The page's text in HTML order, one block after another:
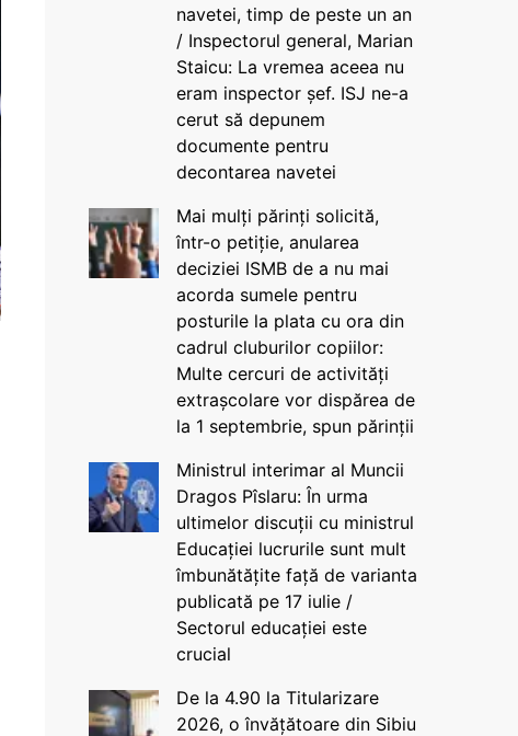
navetei, timp de peste un an
/ Inspectorul general, Marian
Staicu: La vremea aceea nu
eram inspector șef. ISJ ne-a
cerut să depunem
documente pentru
decontarea navetei
Mai mulți părinți solicită,
într-o petiție, anularea
deciziei ISMB de a nu mai
acorda sumele pentru
posturile la plata cu ora din
cadrul cluburilor copiilor:
Multe cercuri de activități
extrașcolare vor dispărea de
la 1 septembrie, spun părinții
Ministrul interimar al Muncii
Dragos Pîslaru: În urma
ultimelor discuții cu ministrul
Educației lucrurile sunt mult
îmbunătățite față de varianta
publicată pe 17 iulie /
Sectorul educației este
crucial
De la 4.90 la Titularizare
2026, o învățătoare din Sibiu